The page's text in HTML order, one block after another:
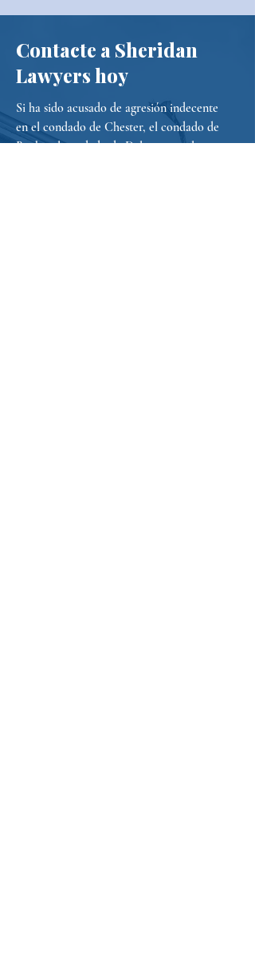
Contacte a Sheridan
Lawyers hoy
Si ha sido acusado de agresión indecente
en el condado de Chester, el condado de
Bucks, el condado de Delaware o el